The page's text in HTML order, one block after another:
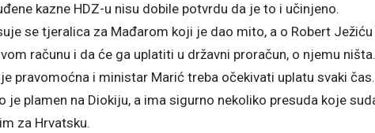
kazne HDZ-u nisu dobile potvrdu da je to i učinjeno.
se tjeralica za Mađarom koji je dao mito, a o Robert
računu i da će ga uplatiti u državni proračun, o njemu ništa.
pravomoćna i ministar Marić treba očekivati uplatu svaki čas.
je plamen na Diokiju, a ima sigurno nekoliko presuda koje
za Hrvatsku.